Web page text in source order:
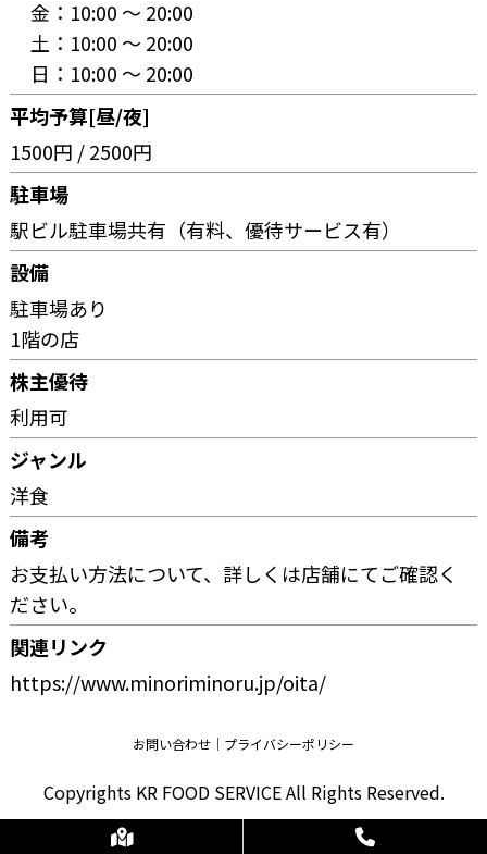
金： 10:00 〜 20:00
土： 10:00 〜 20:00
日： 10:00 〜 20:00
平均予算[昼/夜]
1500円 / 2500円
駐車場
駅ビル駐車場共有（有料、優待サービス有）
設備
駐車場あり
1階の店
株主優待
利用可
ジャンル
洋食
備考
お支払い方法について、詳しくは店舗にてご確認く
ださい。
関連リンク
https://www.minoriminoru.jp/oita/
お問い合わせ プライバシーポリシー
Copyrights KR FOOD SERVICE All Rights Reserved.